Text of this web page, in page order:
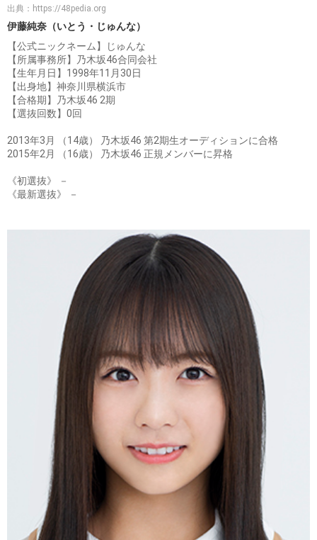
出典： https://48pedia.org
伊藤純奈（いとう・じゅんな）
【公式ニックネーム】じゅんな
【所属事務所】乃木坂46合同会社
【生年月日】1998年11月30日
【出身地】神奈川県横浜市
【合格期】乃木坂46 2期
【選抜回数】0回
2013年3月 （14歳） 乃木坂46 第2期生オーディションに合格
2015年2月 （16歳） 乃木坂46 正規メンバーに昇格
《初選抜》 －
《最新選抜》 －